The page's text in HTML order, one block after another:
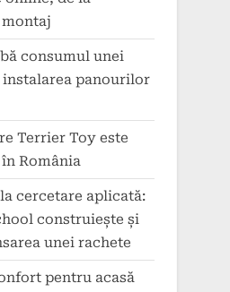
consumul unei
panourilor
Terrier Toy este
România
cercetare aplicată:
construiește și
unei rachete
pentru acasă